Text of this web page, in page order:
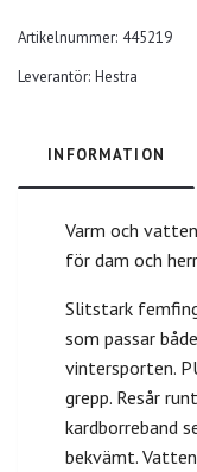
Artikelnummer: 445219
Leverantör: Hestra
INFORMATION
Varm och
för dam och
Slitstark
som passar
vintersporten.
grepp. Resår
kardborreband
bekvämt.